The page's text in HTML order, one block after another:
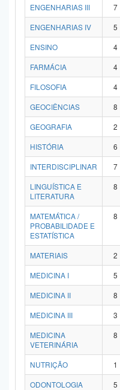
ENGENHARIAS III
7
ENGENHARIAS IV
5
ENSINO
4
FARMÁCIA
4
FILOSOFIA
4
GEOCIÊNCIAS
8
GEOGRAFIA
2
HISTÓRIA
6
INTERDISCIPLINAR
7
LINGUÍSTICA E
LITERATURA
8
MATEMÁTICA /
PROBABILIDADE E
ESTATÍSTICA
8
MATERIAIS 2
MEDICINA I
5
MEDICINA II
8
MEDICINA III
3
MEDICINA
VETERINÁRIA
8
NUTRIÇÃO 1
ODONTOLOGIA
5